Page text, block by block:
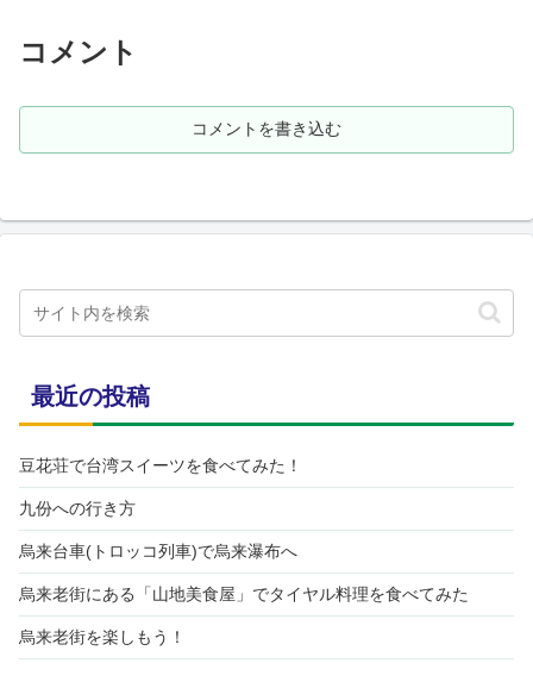
コメント
コメントを書き込む
最近の投稿
豆花荘で台湾スイーツを食べてみた！
九份への行き方
烏来台車(トロッコ列車)で烏来瀑布へ
烏来老街にある「山地美食屋」でタイヤル料理を食べてみた
烏来老街を楽しもう！